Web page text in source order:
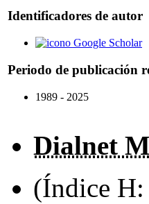
Identificadores de autor
Google Scholar
Periodo de publicación
1989 - 2025
Dialnet
(Índice H: